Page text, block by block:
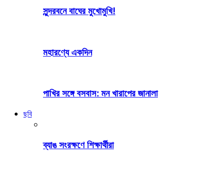
সুন্দরবনে বাঘের মুখোমুখি!
মহারণ্যে একদিন
পাখির সঙ্গে বসবাস: মন খারাপের জানালা
ছবি
ব্যাঙ সংরক্ষণে শিক্ষার্থীরা